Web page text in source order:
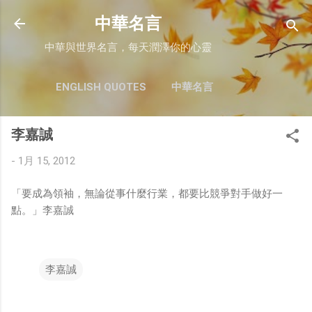
跳至主要內容
中華名言
中華與世界名言，每天潤澤你的心靈
ENGLISH QUOTES 中華名言
李嘉誠
- 1月 15, 2012
「要成為領袖，無論從事什麼行業，都要比競爭對手做好一
點。」李嘉誠
李嘉誠